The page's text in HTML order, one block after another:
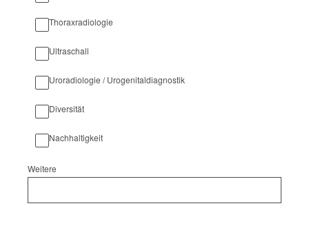
Thoraxradiologie
Ultraschall
Uroradiologie / Urogenitaldiagnostik
Diversität
Nachhaltigkeit
Weitere